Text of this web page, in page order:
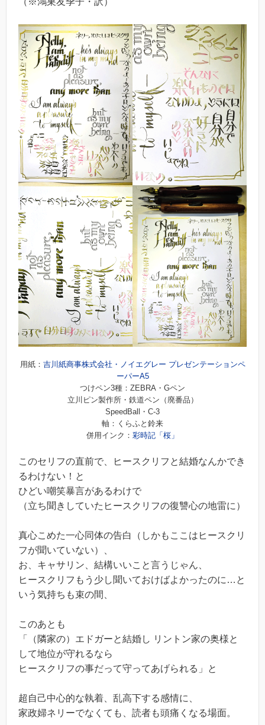
用紙： 吉川紙商事株式会社・ノイエグレー プレゼンテーションペ
ーパーA5
つけペン3種：ZEBRA・Gペン
立川ピン製作所・鉄道ペン（廃番品）
SpeedBall・C-3
軸：くらふと鈴来
併用インク： 彩時記「桜」
このセリフの直前で、ヒースクリフと結婚なんかでき
るわけない！と
ひどい嘲笑暴言があるわけで
（立ち聞きしていたヒースクリフの復讐心の地雷に）
真心こめた一心同体の告白（しかもここはヒースクリ
フが聞いていない）、
お、キャサリン、結構いいこと言うじゃん、
ヒースクリフもう少し聞いておけばよかったのに…と
いう気持ちも束の間、
このあとも
「（隣家の）エドガーと結婚し リントン家の奥様と
して地位が守れるなら
ヒースクリフの事だって守ってあげられる」と
超自己中心的な執着、乱高下する感情に、
家政婦ネリーでなくても、読者も頭痛くなる場面。